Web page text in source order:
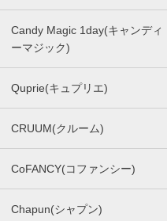
Candy Magic 1day(キャンディ
ーマジック)
Quprie(キュプリエ)
CRUUM(クルーム)
CoFANCY(コファンシー)
Chapun(シャプン)